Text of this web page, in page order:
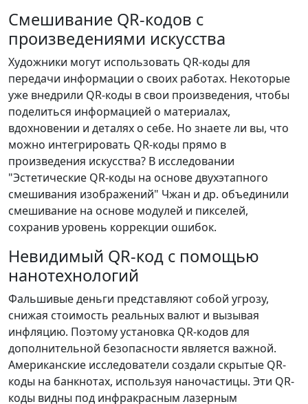
Смешивание QR-кодов с
произведениями искусства
Художники могут использовать QR-коды для
передачи информации о своих работах. Некоторые
уже внедрили QR-коды в свои произведения, чтобы
поделиться информацией о материалах,
вдохновении и деталях о себе. Но знаете ли вы, что
можно интегрировать QR-коды прямо в
произведения искусства? В исследовании
"Эстетические QR-коды на основе двухэтапного
смешивания изображений" Чжан и др. объединили
смешивание на основе модулей и пикселей,
сохранив уровень коррекции ошибок.
Невидимый QR-код с помощью
нанотехнологий
Фальшивые деньги представляют собой угрозу,
снижая стоимость реальных валют и вызывая
инфляцию. Поэтому установка QR-кодов для
дополнительной безопасности является важной.
Американские исследователи создали скрытые QR-
коды на банкнотах, используя наночастицы. Эти QR-
коды видны под инфракрасным лазерным